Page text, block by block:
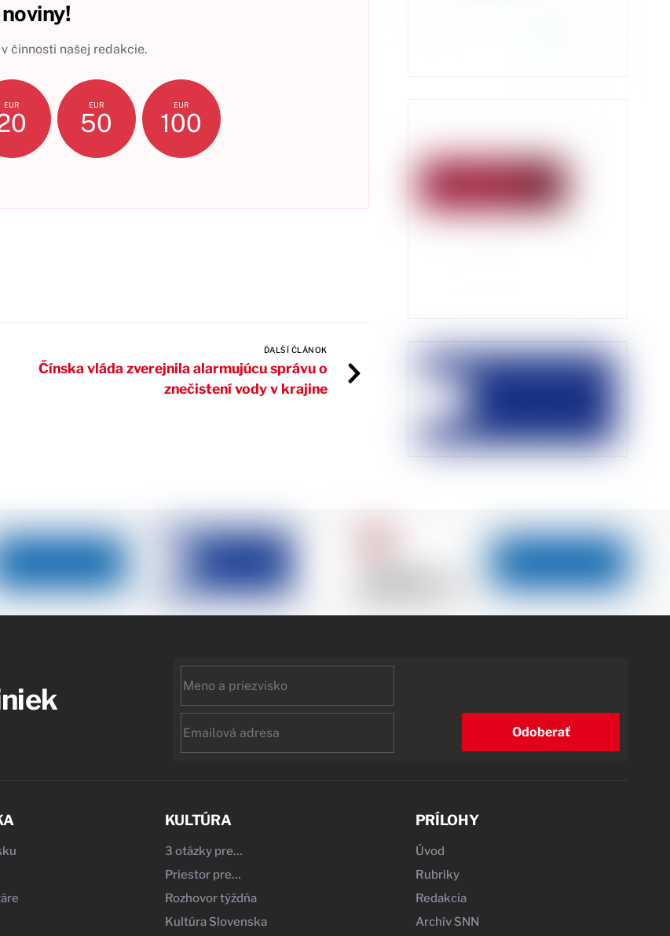
činnosti našej redakcie.
EUR EUR
50
EUR
100
ĎALŠÍ ČLÁNOK
Čínska vláda zverejnila alarmujúcu správu o
znečistení vody v krajine
name
Odoberať
KULTÚRA
3 otázky pre…
Priestor pre…
Rozhovor týždňa
Kultúra Slovenska
PRÍLOHY
Úvod
Rubriky
Redakcia
Archív SNN